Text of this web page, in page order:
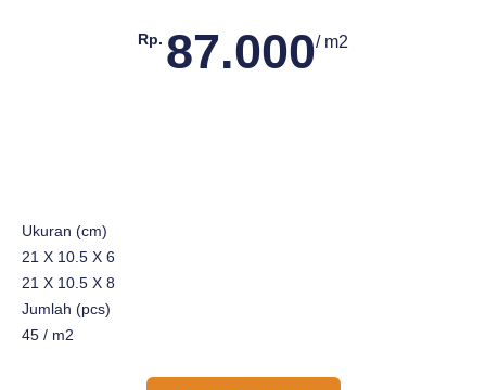
Rp. 87.000/ m2
Ukuran (cm)
21 X 10.5 X 6
21 X 10.5 X 8
Jumlah (pcs)
45 / m2